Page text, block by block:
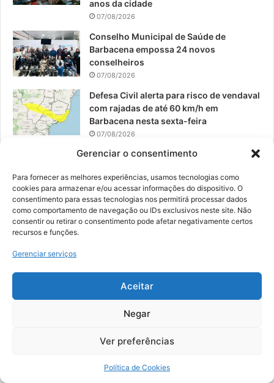
Gerenciar o consentimento
Para fornecer as melhores experiências, usamos tecnologias como
cookies para armazenar e/ou acessar informações do dispositivo. O
consentimento para essas tecnologias nos permitirá processar dados
como comportamento de navegação ou IDs exclusivos neste site. Não
consentir ou retirar o consentimento pode afetar negativamente certos
recursos e funções.
Gerenciar serviços
Aceitar
Negar
Ver preferências
Política de Cookies
anos da cidade
07/08/2026
Conselho Municipal de Saúde de
Barbacena empossa 24 novos
conselheiros
07/08/2026
Defesa Civil alerta para risco de vendaval
com rajadas de até 60 km/h em
Barbacena nesta sexta-feira
07/08/2026
EPCAR tem a melhor nota do IDEB no
06/08/2026
© 2026, Todos os direitos reservados | Desenvolvido por:
Digital Business| Hospedado por:NP Publicidade
Fale Conosco
Sobre Nós
Política de Segurança e Privacidade
Facebook
YouTubeInstagram
Copy Protected by